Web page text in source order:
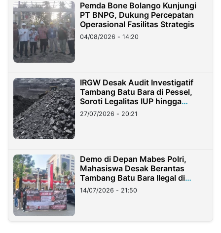
Pemda Bone Bolango Kunjungi
PT BNPG, Dukung Percepatan
Operasional Fasilitas Strategis
04/08/2026 - 14:20
IRGW Desak Audit Investigatif
Tambang Batu Bara di Pessel,
Soroti Legalitas IUP hingga
Stockpile
27/07/2026 - 20:21
Demo di Depan Mabes Polri,
Mahasiswa Desak Berantas
Tambang Batu Bara Ilegal di
Lampung
14/07/2026 - 21:50